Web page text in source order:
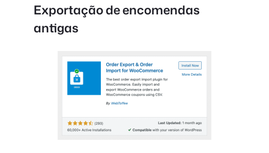
Exportação de encomendas
antigas